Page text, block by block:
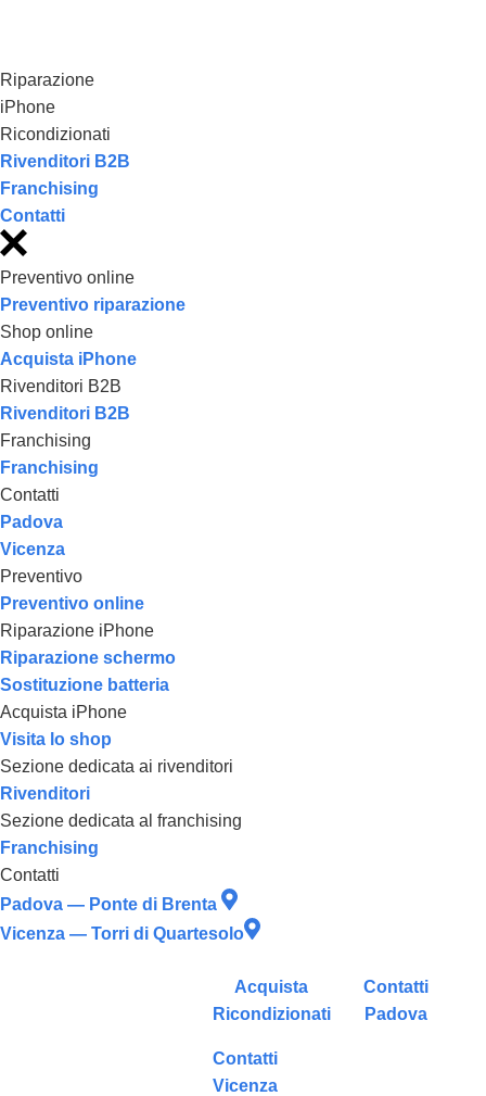
Riparazione
iPhone
Ricondizionati
Rivenditori B2B
Franchising
Contatti
Preventivo online
Preventivo riparazione
Shop online
Acquista iPhone
Rivenditori B2B
Rivenditori B2B
Franchising
Franchising
Contatti
Padova
Vicenza
Preventivo
Preventivo online
Riparazione iPhone
Riparazione schermo
Sostituzione batteria
Acquista iPhone
Visita lo shop
Sezione dedicata ai rivenditori
Rivenditori
Sezione dedicata al franchising
Franchising
Contatti
Padova — Ponte di Brenta
Vicenza — Torri di Quartesolo
Acquista
Ricondizionati
Contatti
Padova
Contatti
Vicenza